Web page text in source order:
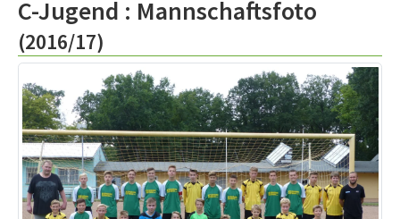
C-Jugend : Mannschaftsfoto
(2016/17)